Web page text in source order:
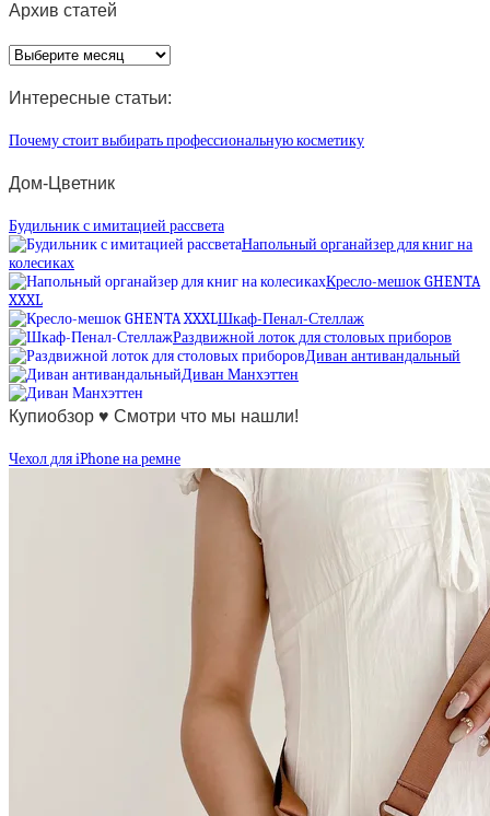
Архив статей
Архив
статей
Интересные статьи:
Почему стоит выбирать профессиональную косметику
Дом-Цветник
Будильник с имитацией рассвета
Напольный органайзер для книг на
колесиках
Кресло-мешок GHENTA
XXXL
Шкаф-Пенал-Стеллаж
Раздвижной лоток для столовых приборов
Диван антивандальный
Диван Манхэттен
Купиобзор ♥ Смотри что мы нашли!
Чехол для iPhone на ремне